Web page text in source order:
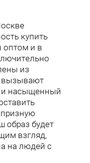
купить
и в
из
вызывают
и насыщенный
образ будет
взгляд,
на людей с